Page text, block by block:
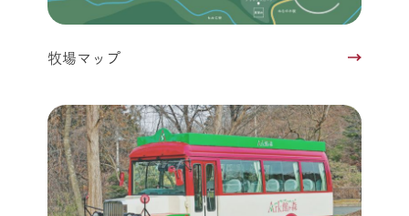
牧場マップ